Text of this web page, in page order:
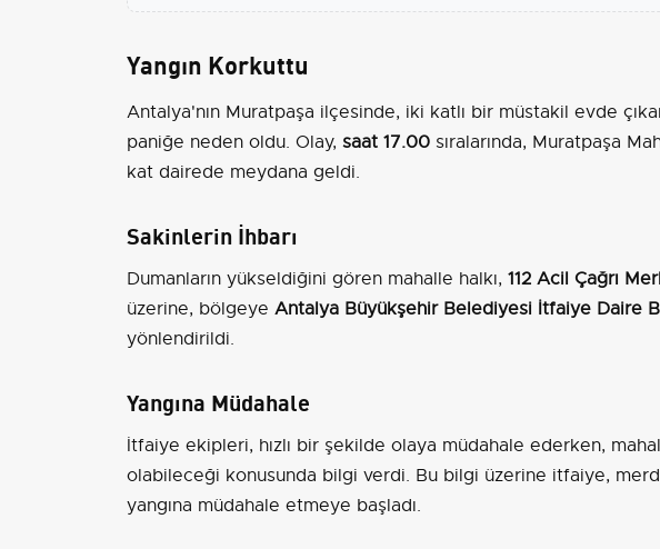
Yangın Korkuttu
Antalya'nın Muratpaşa ilçesinde, iki katlı bir müstakil evde
paniğe neden oldu. Olay, saat 17.00 sıralarında, Muratpaşa
kat dairede meydana geldi.
Sakinlerin İhbarı
Dumanların yükseldiğini gören mahalle halkı, 112 Acil Çağrı
üzerine, bölgeye Antalya Büyükşehir Belediyesi İtfaiye Daire
yönlendirildi.
Yangına Müdahale
İtfaiye ekipleri, hızlı bir şekilde olaya müdahale ederken,
olabileceği konusunda bilgi verdi. Bu bilgi üzerine itfaiye,
yangına müdahale etmeye başladı.